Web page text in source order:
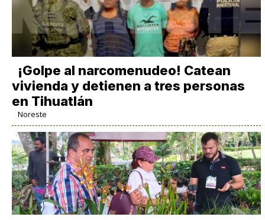
¡Golpe al narcomenudeo! Catean
vivienda y detienen a tres personas
en Tihuatlán
Noreste